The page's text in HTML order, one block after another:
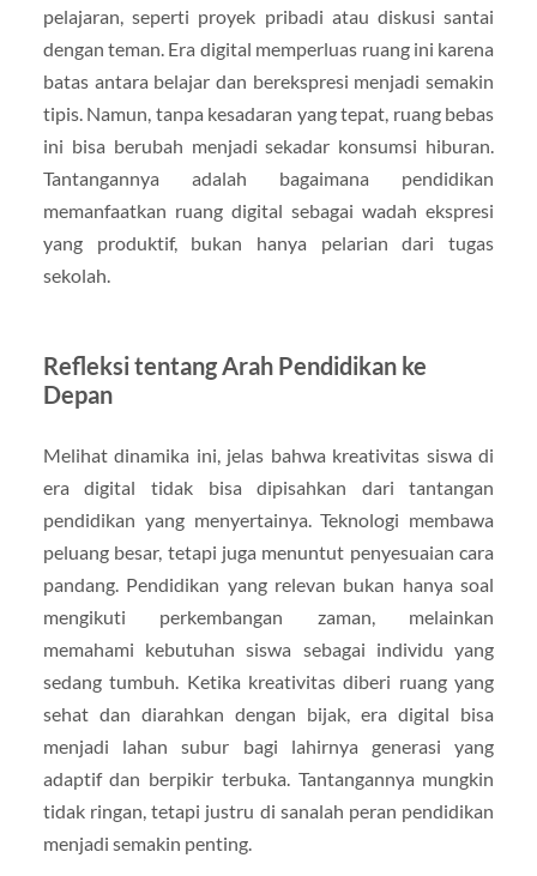
pelajaran, seperti proyek pribadi atau diskusi santai
dengan teman. Era digital memperluas ruang ini karena
batas antara belajar dan berekspresi menjadi semakin
tipis. Namun, tanpa kesadaran yang tepat, ruang bebas
ini bisa berubah menjadi sekadar konsumsi hiburan.
Tantangannya adalah bagaimana pendidikan
memanfaatkan ruang digital sebagai wadah ekspresi
yang produktif, bukan hanya pelarian dari tugas
sekolah.
Refleksi tentang Arah Pendidikan ke
Depan
Melihat dinamika ini, jelas bahwa kreativitas siswa di
era digital tidak bisa dipisahkan dari tantangan
pendidikan yang menyertainya. Teknologi membawa
peluang besar, tetapi juga menuntut penyesuaian cara
pandang. Pendidikan yang relevan bukan hanya soal
mengikuti perkembangan zaman, melainkan
memahami kebutuhan siswa sebagai individu yang
sedang tumbuh. Ketika kreativitas diberi ruang yang
sehat dan diarahkan dengan bijak, era digital bisa
menjadi lahan subur bagi lahirnya generasi yang
adaptif dan berpikir terbuka. Tantangannya mungkin
tidak ringan, tetapi justru di sanalah peran pendidikan
menjadi semakin penting.